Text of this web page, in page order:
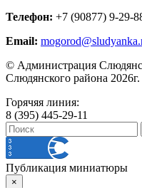
Телефон: +7 (90877) 9-29-
Email:
© Администрация
Слюдянского района 2026г.
Горячяя линия:
8 (395) 445-29-11
Публикация миниатюры
×